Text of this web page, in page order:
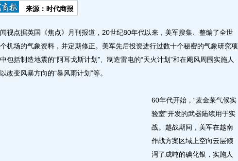
来源：时代商报
点据英国《焦点》月刊报道，20世纪80年代以来，美军搜集、整编了全世
机场的气象资料，并定期修正。美军先后投资进行过数十个秘密的气象研究项
包括制造地震的“阿耳戈斯计划”、制造雷电的“天火计划”和在飓风周围实施人
改变风暴方向的“暴风雨计划”等。
60年代开始，“麦金莱气候实
验室”开发的武器陆续用于实
战。越战期间，美军在越南
作战方案区域上空向云层倾
泻了成吨的碘化银，实施人